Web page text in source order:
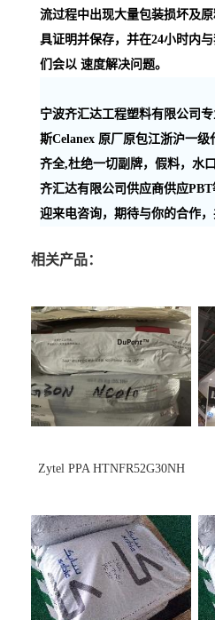
流过程中出现大量包装损坏及
具证明并保存，并在24小时内
们会以 速度解决问题。
宁波齐汇达工程塑料有限公司
斯Celanex 原厂原包江浙沪一
齐全,杜绝一切副牌，假料，水
齐汇达有限公司供应商供应
迎来电咨询，期待与你的合作
相关产品：
Zytel PPA HTNFR52G30NH